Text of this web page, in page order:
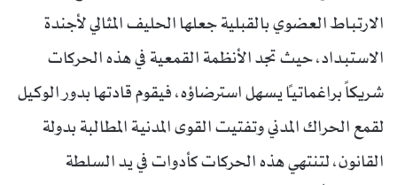
الارتباط العضوي بالقبلية جعلها الحليف المثالي لأجندة
الاستبداد، حيث تجد الأنظمة القمعية في هذه الحركات
شريكاً براغماتياً يسهل استرضاؤه، فيقوم قادتها بدور الوكيل
لقمع الحراك المدني وتفتيت القوى المدنية المطالبة بدولة
القانون، لتنتهي هذه الحركات كأدوات في يد السلطة